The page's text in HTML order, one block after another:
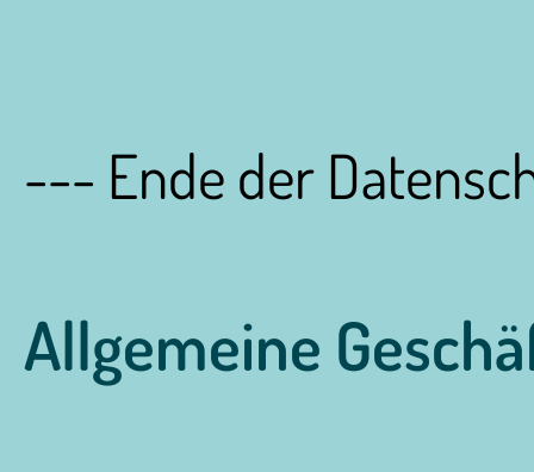
--- Ende der
Allgemeine